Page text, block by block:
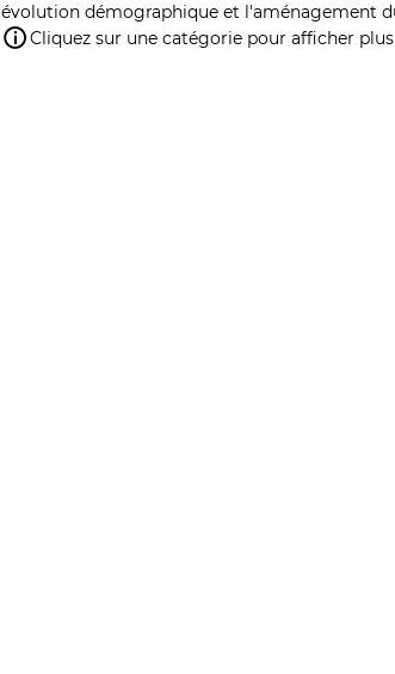
évolution démographique et l'aménagement
Cliquez sur une catégorie pour afficher